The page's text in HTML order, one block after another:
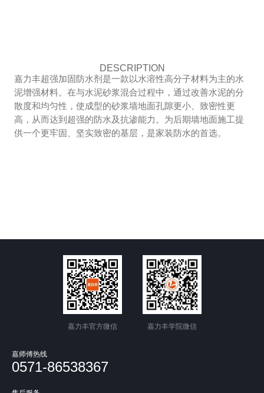
DESCRIPTION
嘉力丰超强加固防水剂是一款以水溶性高分子材料为主的水
泥增强材料。在与水泥砂浆混合过程中，通过改善水泥的分
散度和均匀性，使成型的砂浆墙地面孔隙更小、致密性更
高，从而达到超强的防水及抗渗能力。为后期墙地面施工提
供一个更牢固、坚实致密的基层，是家装防水的首选。
嘉力丰官方微信 嘉力丰学院微信
嘉师傅热线
0571-86538367